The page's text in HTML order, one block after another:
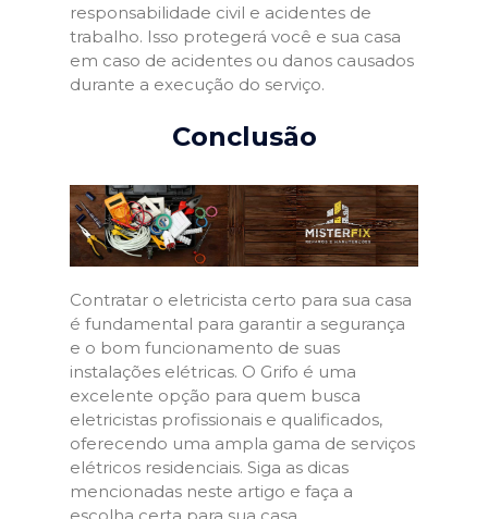
responsabilidade civil e acidentes de
trabalho. Isso protegerá você e sua casa
em caso de acidentes ou danos causados
durante a execução do serviço.
Conclusão
Contratar o eletricista certo para sua casa
é fundamental para garantir a segurança
e o bom funcionamento de suas
instalações elétricas. O Grifo é uma
excelente opção para quem busca
eletricistas profissionais e qualificados,
oferecendo uma ampla gama de serviços
elétricos residenciais. Siga as dicas
mencionadas neste artigo e faça a
escolha certa para sua casa.